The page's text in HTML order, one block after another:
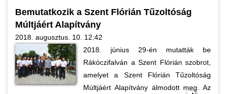
Bemutatkozik a Szent Flórián Tűzoltóság
Múltjáért Alapítvány
2018. augusztus. 10. 12:42
2018. június 29-én mutatták be
Rákóczifalván a Szent Flórián szobrot,
amelyet a Szent Flórián Tűzoltóság
Múltjáért Alapítvány álmodott meg. Az